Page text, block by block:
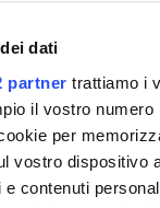
dati
partner trattiamo i
il vostro numero
per
vostro dispositivo
e contenuti